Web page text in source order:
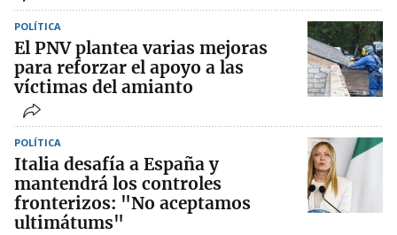
POLÍTICA
El PNV plantea varias mejoras
para reforzar el apoyo a las
víctimas del amianto
POLÍTICA
Italia desafía a España y
mantendrá los controles
fronterizos: "No aceptamos
ultimátums"